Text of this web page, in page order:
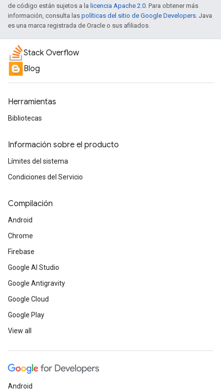
de código están sujetos a la licencia Apache 2.0. Para obtener más
información, consulta las políticas del sitio de Google Developers. Java
es una marca registrada de Oracle o sus afiliados.
Stack Overflow
Blog
Herramientas
Bibliotecas
Información sobre el producto
Límites del sistema
Condiciones del Servicio
Compilación
Android
Chrome
Firebase
Google AI Studio
Google Antigravity
Google Cloud
Google Play
View all
Android